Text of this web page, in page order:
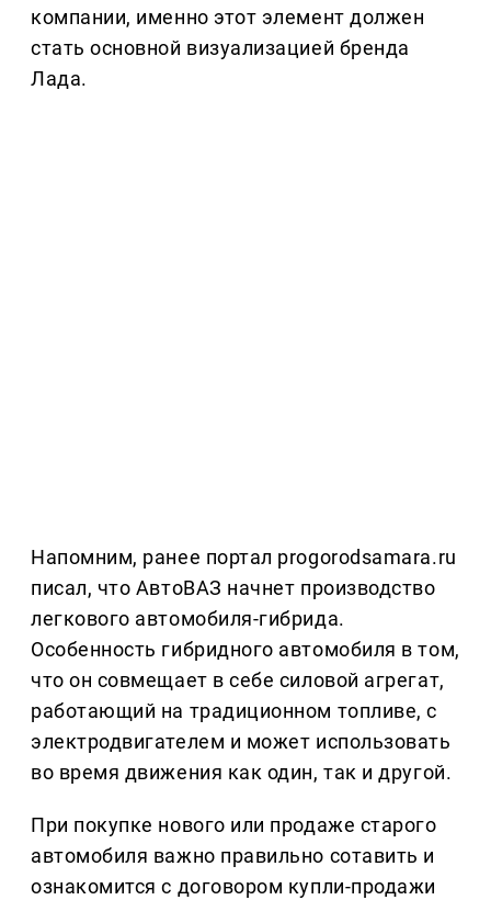
компании, именно этот элемент должен
стать основной визуализацией бренда
Лада.
Напомним, ранее портал progorodsamara.ru
писал, что АвтоВАЗ начнет производство
легкового автомобиля-гибрида.
Особенность гибридного автомобиля в том,
что он совмещает в себе силовой агрегат,
работающий на традиционном топливе, с
электродвигателем и может использовать
во время движения как один, так и другой.
При покупке нового или продаже старого
автомобиля важно правильно сотавить и
ознакомится с договором купли-продажи